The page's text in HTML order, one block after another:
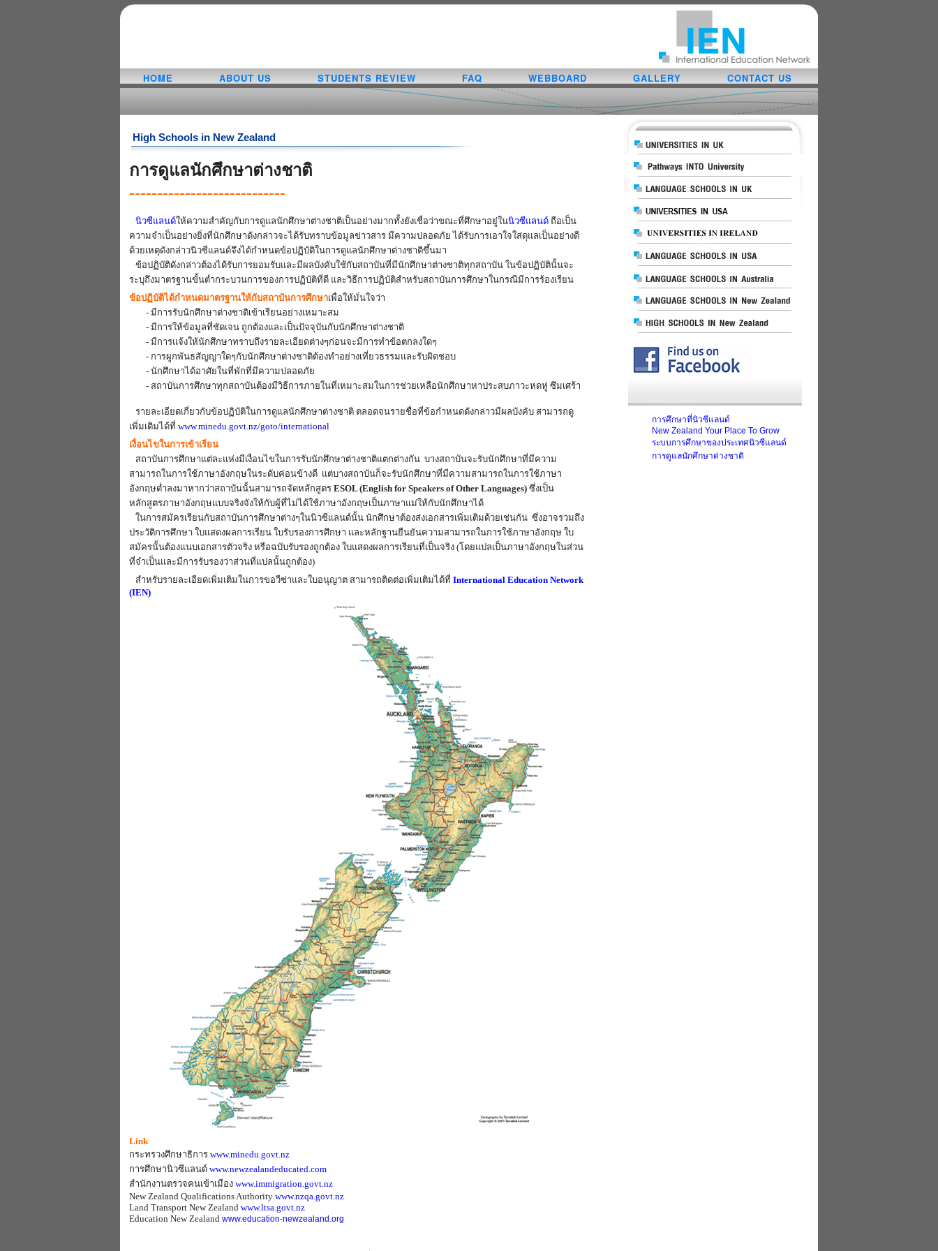
HOME ABOUT US STUDENTS REVIEW FAQ WEBBOARD GALLERY CONTACT US
High Schools in New Zealand
การดูแลนักศึกษาต่างชาติ
----------------------------
นิวซีแลนด์ให้ความสำคัญกับการดูแลนักศึกษาต่างชาติเป็นอย่างมากทั้งยังเชื่อว่าขณะที่ศึกษาอยู่ในนิวซีแลนด์ ถือเป็น
ความจำเป็นอย่างยิ่งที่นักศึกษาดังกล่าวจะได้รับทราบข้อมูลข่าวสาร มีความปลอดภัย ได้รับการเอาใจใส่ดุแลเป็นอย่างดี
ด้วยเหตุดังกล่าวนิวซีแลนด์จึงได้กำหนดข้อปฏิบัติในการดูแลนักศึกษาต่างชาติขึ้นมา
ข้อปฏิบัติดังกล่าวต้องได้รับการยอมรับและมีผลบังคับใช้กับสถาบันที่มีนักศึกษาต่างชาติทุกสถาบัน ในข้อปฏิบัตินั้นจะ
ระบุถึงมาตรฐานขั้นต่ำกระบวนการของการปฏิบัติที่ดี และวิธีการปฏิบัติสำหรับสถาบันการศึกษาในกรณีมีการร้องเรียน
ข้อปฏิบัติได้กำหนดมาตรฐานให้กับสถาบันการศึกษาเพื่อให้มั่นใจว่า
- มีการรับนักศึกษาต่างชาติเข้าเรียนอย่างเหมาะสม
- มีการให้ข้อมูลที่ชัดเจน ถูกต้องและเป็นปัจจุบันกับนักศึกษาต่างชาติ
- มีการแจ้งให้นักศึกษาทราบถึงรายละเอียดต่างๆก่อนจะมีการทำข้อตกลงใดๆ
- การผูกพันธสัญญาใดๆกับนักศึกษาต่างชาติต้องทำอย่างเที่ยวธรรมและรับผิดชอบ
- นักศึกษาได้อาศัยในที่พักที่มีความปลอดภัย
- สถาบันการศึกษาทุกสถาบันต้องมีวิธีการภายในที่เหมาะสมในการช่วยเหลือนักศึกษาหาประสบภาวะหดหู่ ซึมเศร้า
รายละเอียดเกี่ยวกับข้อปฏิบัติในการดูแลนักศึกษาต่างชาติ ตลอดจนรายชื่อที่ข้อกำหนดดังกล่าวมีผลบังคับ สามารถดู
เพิ่มเติมได้ที่ www.minedu.govt.nz/goto/international
เงื่อนไขในการเข้าเรียน
สถาบันการศึกษาแต่ละแห่งมีเงื่อนไขในการรับนักศึกษาต่างชาติแตกต่างกัน บางสถาบันจะรับนักศึกษาที่มีความ
สามารถในการใช้ภาษาอังกฤษในระดับค่อนข้างดี แต่บางสถาบันก็จะรับนักศึกษาที่มีความสามารถในการใช้ภาษา
อังกฤษต่ำลงมาหากว่าสถาบันนั้นสามารถจัดหลักสูตร ESOL (English for Speakers of Other Languages) ซึ่งเป็น
หลักสูตรภาษาอังกฤษแบบจริงจังให้กับผู้ที่ไม่ได้ใช้ภาษาอังกฤษเป็นภาษาแม่ให้กับนักศึกษาได้
ในการสมัครเรียนกับสถาบันการศึกษาต่างๆในนิวซีแลนด์นั้น นักศึกษาต้องส่งเอกสารเพิ่มเติมด้วยเช่นกัน ซึ่งอาจรวมถึง
ประวัติการศึกษา ใบแสดงผลการเรียน ใบรับรองการศึกษา และหลักฐานยืนยันความสามารถในการใช้ภาษาอังกฤษ ใบ
สมัครนั้นต้องแนบเอกสารตัวจริง หรือฉบับรับรองถูกต้อง ใบแสดงผลการเรียนที่เป็นจริง (โดยแปลเป็นภาษาอังกฤษในส่วน
ที่จำเป็นและมีการรับรองว่าส่วนที่แปลนั้นถูกต้อง)
สำหรับรายละเอียดเพิ่มเติมในการขอวีซ่าและใบอนุญาต สามารถติดต่อเพิ่มเติมได้ที่ International Education Network
(IEN)
Link
กระทรวงศึกษาธิการ www.minedu.govt.nz
การศึกษานิวซีแลนด์ www.newzealandeducated.com
สำนักงานตรวจคนเข้าเมือง www.immigration.govt.nz
New Zealand Qualifications Authority www.nzqa.govt.nz
Land Transport New Zealand www.ltsa.govt.nz
Education New Zealand www.education-newzealand.org
การศึกษาที่นิวซีแลนด์
New Zealand Your Place To Grow
ระบบการศึกษาของประเทศนิวซีแลนด์
การดูแลนักศึกษาต่างชาติ